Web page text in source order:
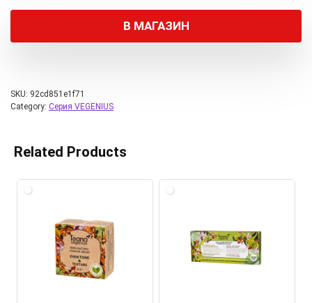
В МАГАЗИН
SKU: 92cd851e1f71
Category: Серия VEGENIUS
Related Products